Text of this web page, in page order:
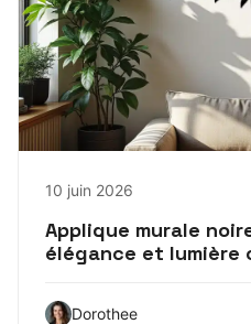
10 juin 2026
Applique murale
élégance et lumière
Dorothee